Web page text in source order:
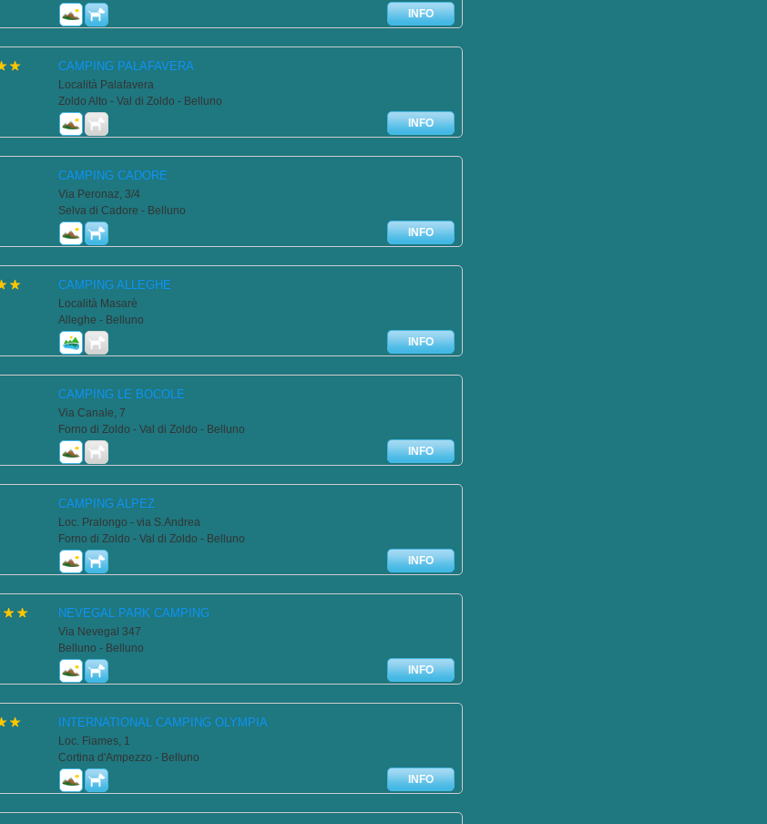
INFO
CAMPING PALAFAVERA
Località Palafavera
Zoldo Alto - Val di Zoldo - Belluno
INFO
CAMPING CADORE
Via Peronaz, 3/4
Selva di Cadore - Belluno
INFO
CAMPING ALLEGHE
Località Masarè
Alleghe - Belluno
INFO
CAMPING LE BOCOLE
Via Canale, 7
Forno di Zoldo - Val di Zoldo - Belluno
INFO
CAMPING ALPEZ
Loc. Pralongo - via S.Andrea
Forno di Zoldo - Val di Zoldo - Belluno
INFO
NEVEGAL PARK CAMPING
Via Nevegal 347
Belluno - Belluno
INFO
INTERNATIONAL CAMPING OLYMPIA
Loc. Fiames, 1
Cortina d'Ampezzo - Belluno
INFO